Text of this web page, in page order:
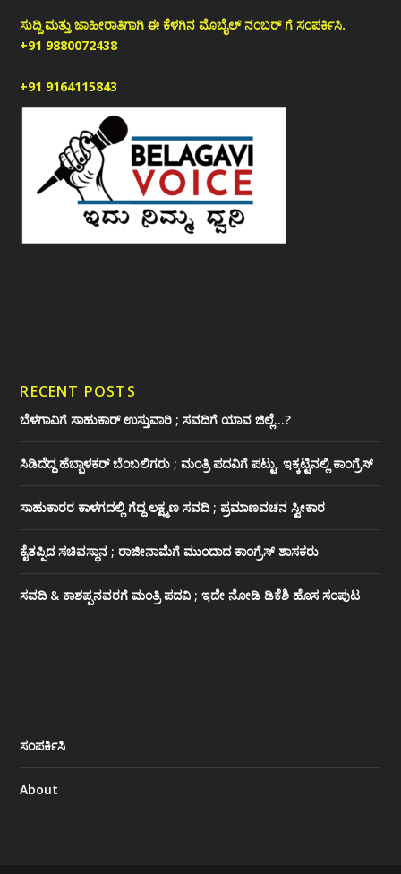
ಸುದ್ದಿ ಮತ್ತು ಜಾಹೀರಾತಿಗಾಗಿ ಈ ಕೆಳಗಿನ ಮೊಬೈಲ್ ನಂಬರ್ ಗೆ ಸಂಪರ್ಕಿಸಿ.
+91 9880072438
+91 9164115843
RECENT POSTS
ಬೆಳಗಾವಿಗೆ ಸಾಹುಕಾರ್ ಉಸ್ತುವಾರಿ ; ಸವದಿಗೆ ಯಾವ ಜಿಲ್ಲೆ…?
ಸಿಡಿದೆದ್ದ ಹೆಬ್ಬಾಳಕರ್ ಬೆಂಬಲಿಗರು ; ಮಂತ್ರಿ ಪದವಿಗೆ ‌ಪಟ್ಟು, ಇಕ್ಕಟ್ಟಿನಲ್ಲಿ ಕಾಂಗ್ರೆಸ್
ಸಾಹುಕಾರರ ಕಾಳಗದಲ್ಲಿ ಗೆದ್ದ ಲಕ್ಷ್ಮಣ ಸವದಿ ; ಪ್ರಮಾಣವಚನ ಸ್ವೀಕಾರ
ಕೈತಪ್ಪಿದ ಸಚಿವಸ್ಥಾನ ; ರಾಜೀನಾಮೆಗೆ ಮುಂದಾದ ಕಾಂಗ್ರೆಸ್ ‌ಶಾಸಕರು
ಸವದಿ & ಕಾಶಪ್ಪನವರಗೆ ಮಂತ್ರಿ ಪದವಿ ; ಇದೇ ನೋಡಿ‌ ಡಿಕೆಶಿ ಹೊಸ ಸಂಪುಟ
ಸಂಪರ್ಕಿಸಿ
About